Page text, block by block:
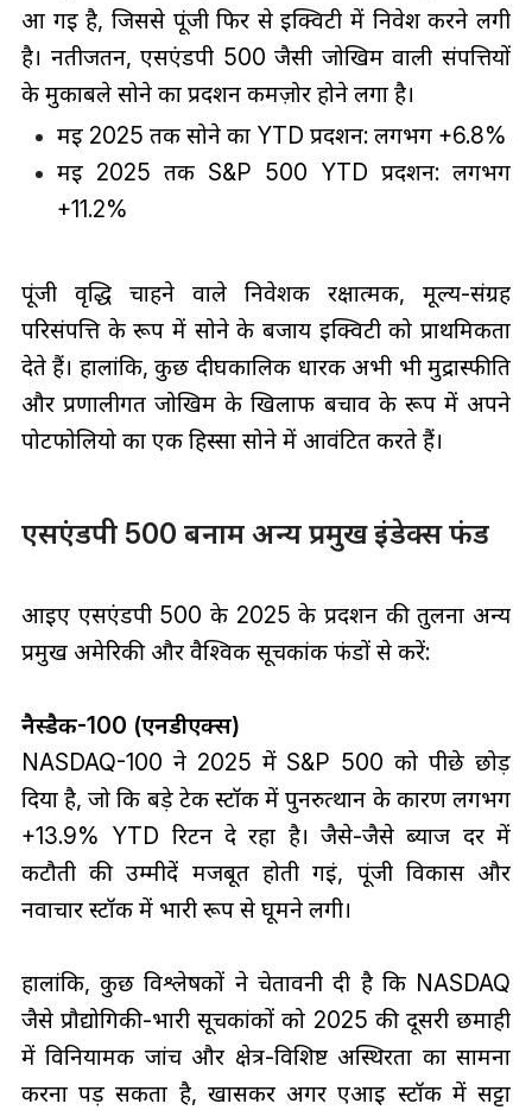
आ गई है, जिससे पूंजी फिर से इक्विटी में निवेश करने लगी
है। नतीजतन, एसएंडपी 500 जैसी जोखिम वाली संपत्तियों
के मुकाबले सोने का प्रदर्शन कमज़ोर होने लगा है।
मई 2025 तक सोने का YTD प्रदर्शन: लगभग +6.8%
मई 2025 तक S&P 500 YTD प्रदर्शन: लगभग
+11.2%
पूंजी वृद्धि चाहने वाले निवेशक रक्षात्मक, मूल्य-संग्रह
परिसंपत्ति के रूप में सोने के बजाय इक्विटी को प्राथमिकता
देते हैं। हालांकि, कुछ दीर्घकालिक धारक अभी भी मुद्रास्फीति
और प्रणालीगत जोखिम के खिलाफ बचाव के रूप में अपने
पोर्टफोलियो का एक हिस्सा सोने में आवंटित करते हैं।
एसएंडपी 500 बनाम अन्य प्रमुख इंडेक्स फंड
आइए एसएंडपी 500 के 2025 के प्रदर्शन की तुलना अन्य
प्रमुख अमेरिकी और वैश्विक सूचकांक फंडों से करें:
नैस्डैक-100 (एनडीएक्स)
NASDAQ-100 ने 2025 में S&P 500 को पीछे छोड़
दिया है, जो कि बड़े टेक स्टॉक में पुनरुत्थान के कारण लगभग
+13.9% YTD रिटर्न दे रहा है। जैसे-जैसे ब्याज दर में
कटौती की उम्मीदें मजबूत होती गईं, पूंजी विकास और
नवाचार स्टॉक में भारी रूप से घूमने लगी।
हालांकि, कुछ विश्लेषकों ने चेतावनी दी है कि NASDAQ
जैसे प्रौद्योगिकी-भारी सूचकांकों को 2025 की दूसरी छमाही
में विनियामक जांच और क्षेत्र-विशिष्ट अस्थिरता का सामना
करना पड़ सकता है, खासकर अगर एआई स्टॉक में सट्टा